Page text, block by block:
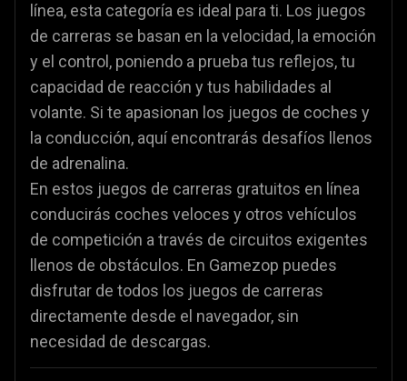
línea, esta categoría es ideal para ti. Los juegos
de carreras se basan en la velocidad, la emoción
y el control, poniendo a prueba tus reflejos, tu
capacidad de reacción y tus habilidades al
volante. Si te apasionan los juegos de coches y
la conducción, aquí encontrarás desafíos llenos
de adrenalina.
En estos juegos de carreras gratuitos en línea
conducirás coches veloces y otros vehículos
de competición a través de circuitos exigentes
llenos de obstáculos. En Gamezop puedes
disfrutar de todos los juegos de carreras
directamente desde el navegador, sin
necesidad de descargas.